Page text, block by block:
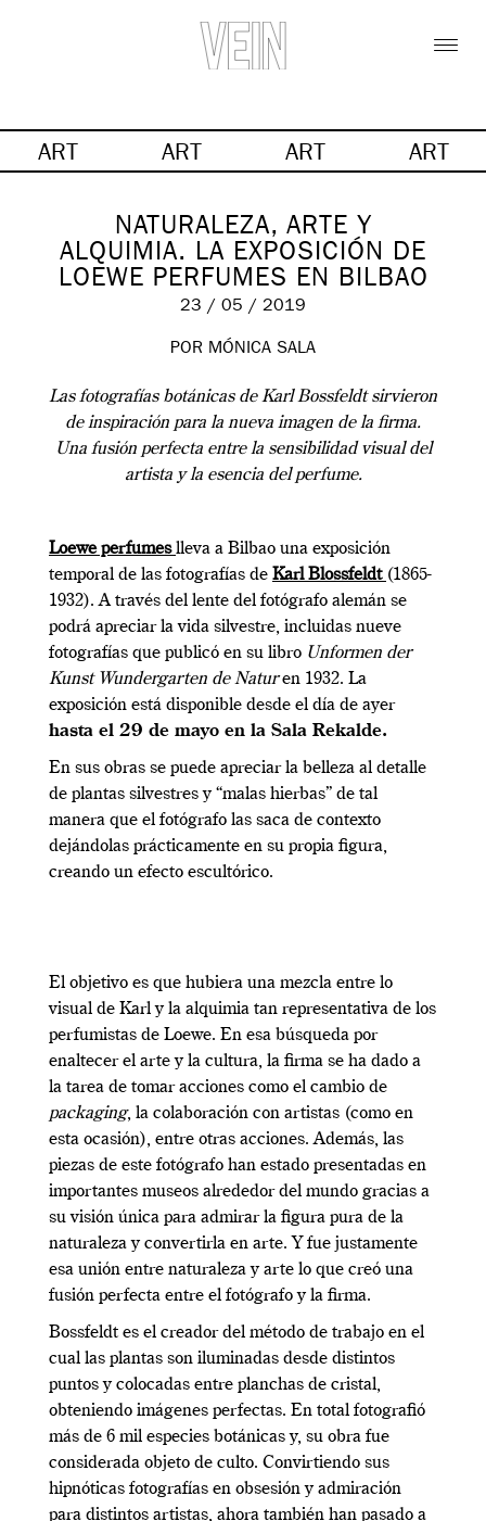
ART ART ART ART
NATURALEZA, ARTE Y
ALQUIMIA. LA EXPOSICIÓN DE
LOEWE PERFUMES EN BILBAO
23 / 05 / 2019
POR MÓNICA SALA
Las fotografías botánicas de Karl Bossfeldt sirvieron
de inspiración para la nueva imagen de la firma.
Una fusión perfecta entre la sensibilidad visual del
artista y la esencia del perfume.
Loewe perfumes lleva a Bilbao una exposición
temporal de las fotografías de Karl Blossfeldt (1865-
1932). A través del lente del fotógrafo alemán se
podrá apreciar la vida silvestre, incluidas nueve
fotografías que publicó en su libro Unformen der
Kunst Wundergarten de Naturen 1932. La
exposición está disponible desde el día de ayer
hasta el 29 de mayo en la Sala Rekalde.
En sus obras se puede apreciar la belleza al detalle
de plantas silvestres y “malas hierbas” de tal
manera que el fotógrafo las saca de contexto
dejándolas prácticamente en su propia figura,
creando un efecto escultórico.
El objetivo es que hubiera una mezcla entre lo
visual de Karl y la alquimia tan representativa de los
perfumistas de Loewe. En esa búsqueda por
enaltecer el arte y la cultura, la firma se ha dado a
la tarea de tomar acciones como el cambio de
packaging, la colaboración con artistas (como en
esta ocasión), entre otras acciones. Además, las
piezas de este fotógrafo han estado presentadas en
importantes museos alrededor del mundo gracias a
su visión única para admirar la figura pura de la
naturaleza y convertirla en arte. Y fue justamente
esa unión entre naturaleza y arte lo que creó una
fusión perfecta entre el fotógrafo y la firma.
Bossfeldt es el creador del método de trabajo en el
cual las plantas son iluminadas desde distintos
puntos y colocadas entre planchas de cristal,
obteniendo imágenes perfectas. En total fotografió
más de 6 mil especies botánicas y, su obra fue
considerada objeto de culto. Convirtiendo sus
hipnóticas fotografías en obsesión y admiración
para distintos artistas, ahora también han pasado a